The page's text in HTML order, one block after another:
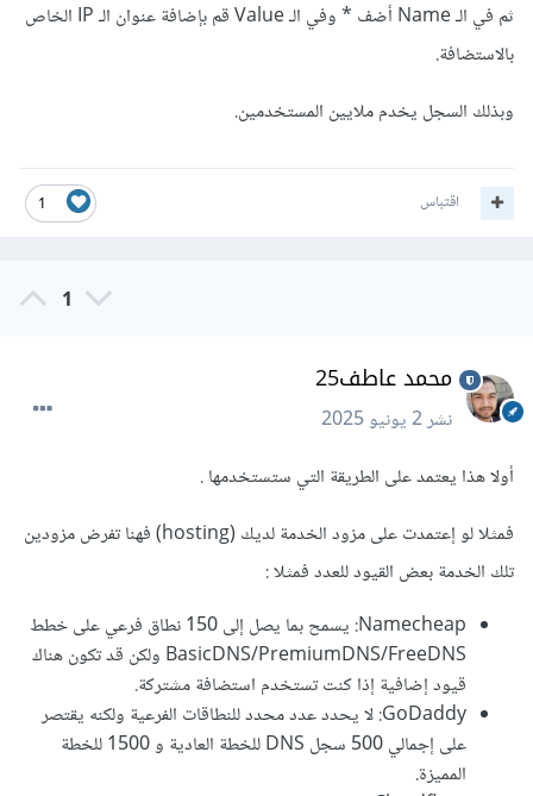
ثم في الـ Name أضف * وفي الـ Value قم بإضافة عنوان الـ IP الخاص
بالاستضافة.
وبذلك السجل يخدم ملايين المستخدمين.
1 اقتباس
1
محمد عاطف25
نشر2 يونيو 2025
أولا هذا يعتمد على الطريقة التي ستستخدمها .
فمثلا لو إعتمدت على مزود الخدمة لديك (hosting) فهنا تفرض مزودين
تلك الخدمة بعض القيود للعدد فمثلا
Namecheap: يسمح بما يصل إلى 150 نطاق فرعي على خطط
BasicDNS/PremiumDNS/FreeDNS ولكن قد تكون هناك
قيود إضافية إذا كنت تستخدم استضافة مشتركة.
GoDaddy: لا يحدد عدد محدد للنطاقات الفرعية ولكنه يقتصر
على إجمالي 500 سجل DNS للخطة العادية و 1500 للخطة
المميزة.